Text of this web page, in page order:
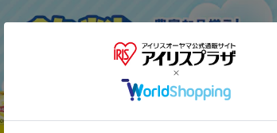
※ご確認ください